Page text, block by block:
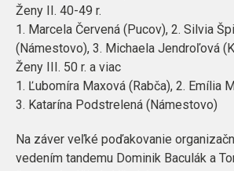
Ženy II. 40-49 r.
1. Marcela Červená (Pucov), 2. Silvia
(Námestovo), 3. Michaela Jendroľová
Ženy III. 50 r. a viac
1. Ľubomíra Maxová (Rabča), 2. Emília
3. Katarína Podstrelená (Námestovo)
Na záver veľké poďakovanie
vedením tandemu Dominik Baculák a